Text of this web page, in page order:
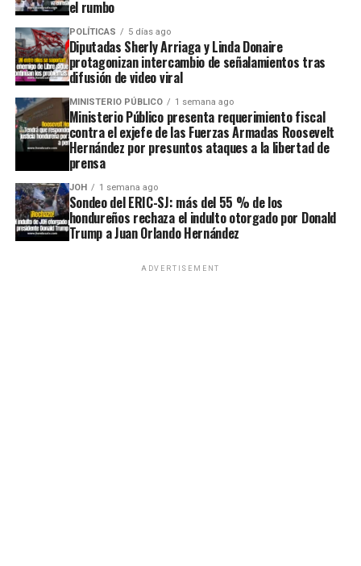
el rumbo
POLÍTICAS 5 días ago
Diputadas Sherly Arriaga y Linda Donaire
protagonizan intercambio de señalamientos tras
difusión de video viral
MINISTERIO PÚBLICO 1 semana ago
Ministerio Público presenta requerimiento fiscal
contra el exjefe de las Fuerzas Armadas Roosevelt
Hernández por presuntos ataques a la libertad de
prensa
JOH 1 semana ago
Sondeo del ERIC-SJ: más del 55 % de los
hondureños rechaza el indulto otorgado por Donald
Trump a Juan Orlando Hernández
ADVERTISEMENT